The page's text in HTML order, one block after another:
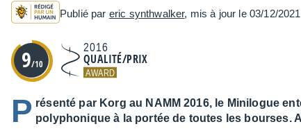
Publié par eric synthwalker, mis à jour le 03/12/2021
9/10
2016
QUALITÉ/PRIX
AWARD
P résenté par Korg au NAMM 2016, le Minilogue
polyphonique à la portée de toutes les bourses.